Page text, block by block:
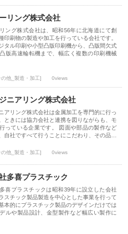
リング株式会社
ング株式会社は、昭和56年に北海道にて創
印刷物の製造や加工を行っている会社です。
タル印刷や小型凸版印刷機から、凸版間欠式
版高速輪転機まで、幅広く複数の印刷機械
他_製造・加工] 0views
ニアリング株式会社
アリング株式会社は金属加工を専門的に行っ
ときには協力会社と連携を図りながらも、モ
っている企業です。 図面や部品の製作など
自社ですべて行うことにこだわり、その品…
他_製造・加工] 0views
多喜プラスチック
喜プラスチックは昭和39年に設立した会社
スチック製品製造を中心とした事業を行って
本的にプラスチック製品のデザインだけでは
ルや製品設計、金型製作など幅広い製作に